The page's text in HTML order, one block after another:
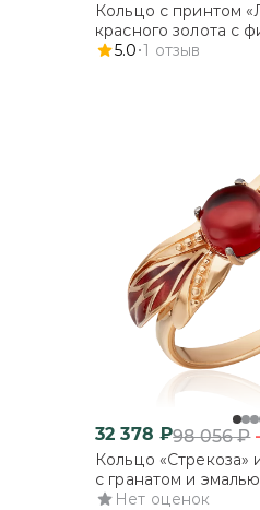
Кольцо с принтом
красного золота с
5.0 1 отзыв
32 378 ₽98 056₽
Кольцо «Стрекоза»
с гранатом и эмалью
Нет оценок